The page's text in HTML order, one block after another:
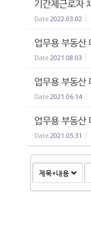
기간제근로자
Date 2022.03.02
업무용 부동산
Date 2021.08.03
업무용 부동산
Date 2021.06.14
업무용 부동산
Date 2021.05.31